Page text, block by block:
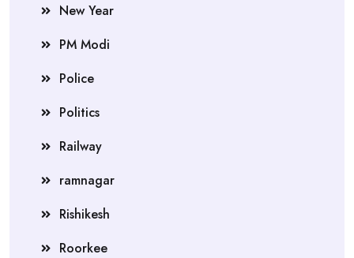
New Year
PM Modi
Police
Politics
Railway
ramnagar
Rishikesh
Roorkee